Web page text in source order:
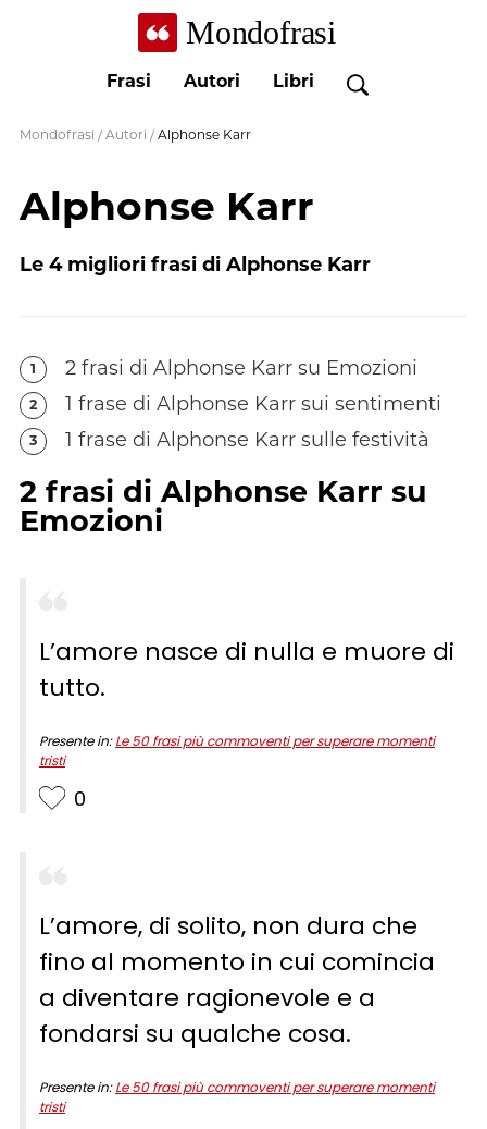
Mondofrasi
Frasi Autori Libri
Mondofrasi / Autori / Alphonse Karr
Alphonse Karr
Le 4migliori frasi di Alphonse Karr
1 2 frasi di Alphonse Karr su Emozioni
2 1 frase di Alphonse Karr sui sentimenti
3 1 frase di Alphonse Karr sulle festività
2 frasi di Alphonse Karr su
Emozioni
L’amore nasce di nulla e muore di
tutto.
Presente in:Le 50 frasi più commoventi per superare momenti
tristi
0
L’amore, di solito, non dura che
fino al momento in cui comincia
a diventare ragionevole e a
fondarsi su qualche cosa.
Presente in:Le 50 frasi più commoventi per superare momenti
tristi